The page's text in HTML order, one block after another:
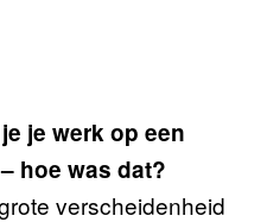
je werk op een
hoe was dat?
verscheidenheid